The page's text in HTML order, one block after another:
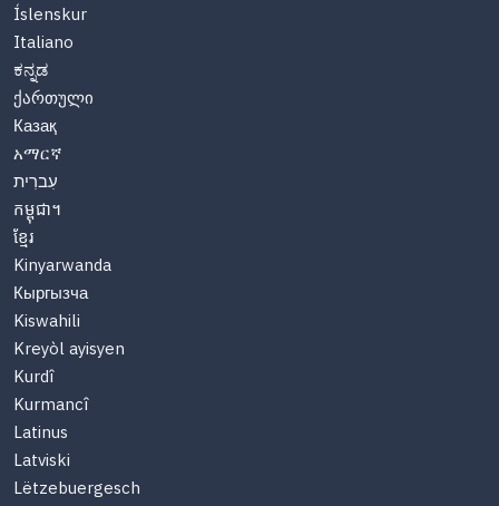
Íslenskur
Italiano
ಕನ್ನಡ
ქართული
Казақ
አማርኛ
עִברִית
កម្ពុជា។
ខ្មែរ
Kinyarwanda
Кыргызча
Kiswahili
Kreyòl ayisyen
Kurdî
Kurmancî
Latinus
Latviski
Lëtzebuergesch